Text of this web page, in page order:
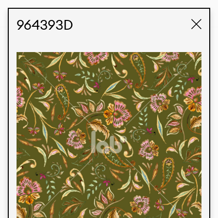
964393D
Temos orgulho de expressar nossa identidade
brasileira por meio de nossos tecidos e estampas
personalizadas, trabalhando em colaboração
com nossos clientes e dando vida aos seus
conceitos e criações. Nossa extensa linha de
produtos tem opções para diferentes mercados.
Oferecemos também tecidos ecológicos e
tecnológicos que podem ser acabados em
qualquer cor sólida ou impressão digital.
Cores